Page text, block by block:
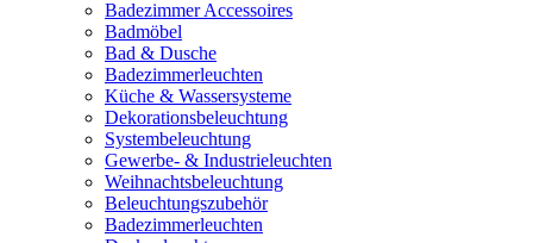
Badezimmer Accessoires
Badmöbel
Bad & Dusche
Badezimmerleuchten
Küche & Wassersysteme
Dekorationsbeleuchtung
Systembeleuchtung
Gewerbe- & Industrieleuchten
Weihnachtsbeleuchtung
Beleuchtungszubehör
Badezimmerleuchten